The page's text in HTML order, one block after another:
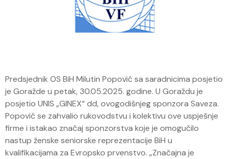
Predsjednik OS BiH Milutin Popović sa saradnicima posjetio
je Goražde u petak, 30.05.2025. godine. U Goraždu je
posjetio UNIS „GINEX“ dd, ovogodišnjeg sponzora Saveza.
Popović se zahvalio rukovodstvu i kolektivu ove uspješnje
firme i istakao značaj sponzorstva koje je omogučilo
nastup ženske seniorske reprezentacije BiH u
kvalifikacijama za Evropsko prvenstvo. „Značajna je